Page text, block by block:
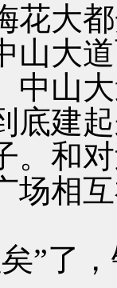
大
山大
中山
底建
。和
场相
”了